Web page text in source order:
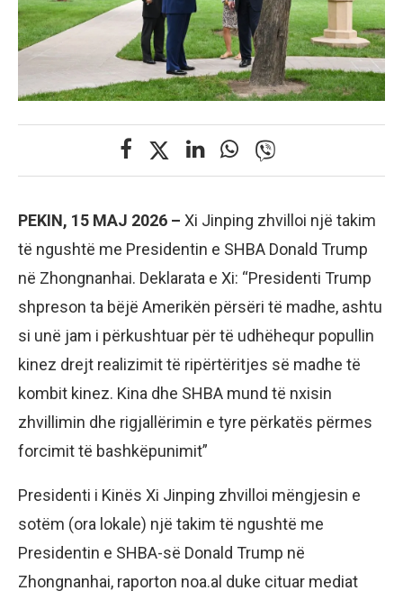
PEKIN, 15 MAJ 2026 – Xi Jinping zhvilloi një takim
të ngushtë me Presidentin e SHBA Donald Trump
në Zhongnanhai. Deklarata e Xi: “Presidenti Trump
shpreson ta bëjë Amerikën përsëri të madhe, ashtu
si unë jam i përkushtuar për të udhëhequr popullin
kinez drejt realizimit të ripërtëritjes së madhe të
kombit kinez. Kina dhe SHBA mund të nxisin
zhvillimin dhe rigjallërimin e tyre përkatës përmes
forcimit të bashkëpunimit”
Presidenti i Kinës Xi Jinping zhvilloi mëngjesin e
sotëm (ora lokale) një takim të ngushtë me
Presidentin e SHBA-së Donald Trump në
Zhongnanhai, raporton noa.al duke cituar mediat